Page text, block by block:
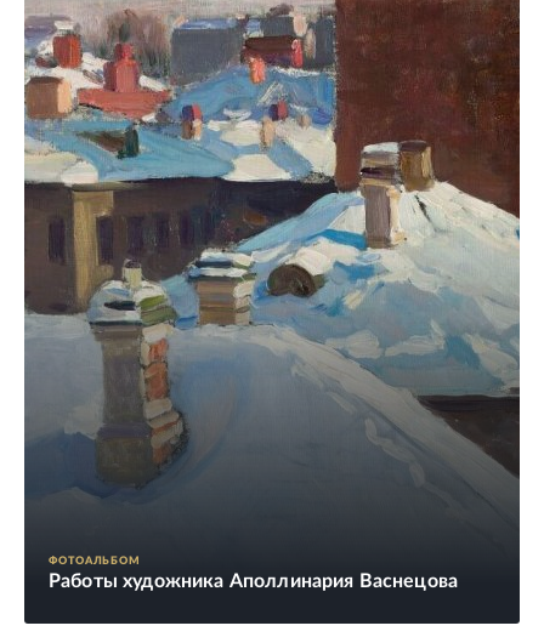
ФОТОАЛЬБОМ
Работы художника Аполлинария Васнецова